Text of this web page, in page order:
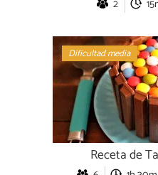
2
Dificultad media
Receta de